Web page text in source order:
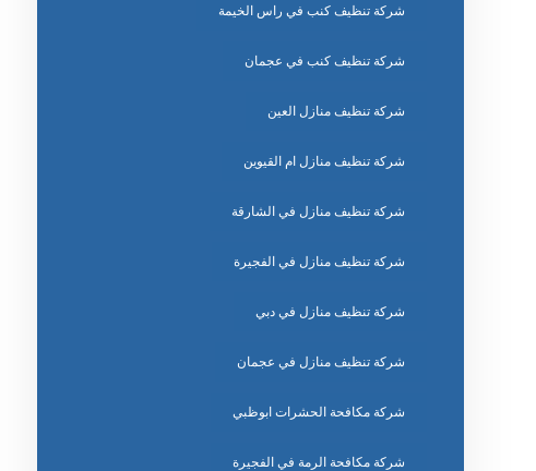
شركة تنظيف كنب في راس الخيمة
شركة تنظيف كنب في عجمان
شركة تنظيف منازل العين
شركة تنظيف منازل ام القيوين
شركة تنظيف منازل في الشارقة
شركة تنظيف منازل في الفجيرة
شركة تنظيف منازل في دبي
شركة تنظيف منازل في عجمان
شركة مكافحة الحشرات ابوظبي
شركة مكافحة الرمة في الفجيرة